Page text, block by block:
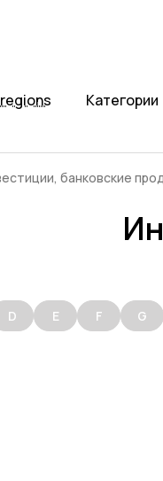
Категории
банковские
D E F G